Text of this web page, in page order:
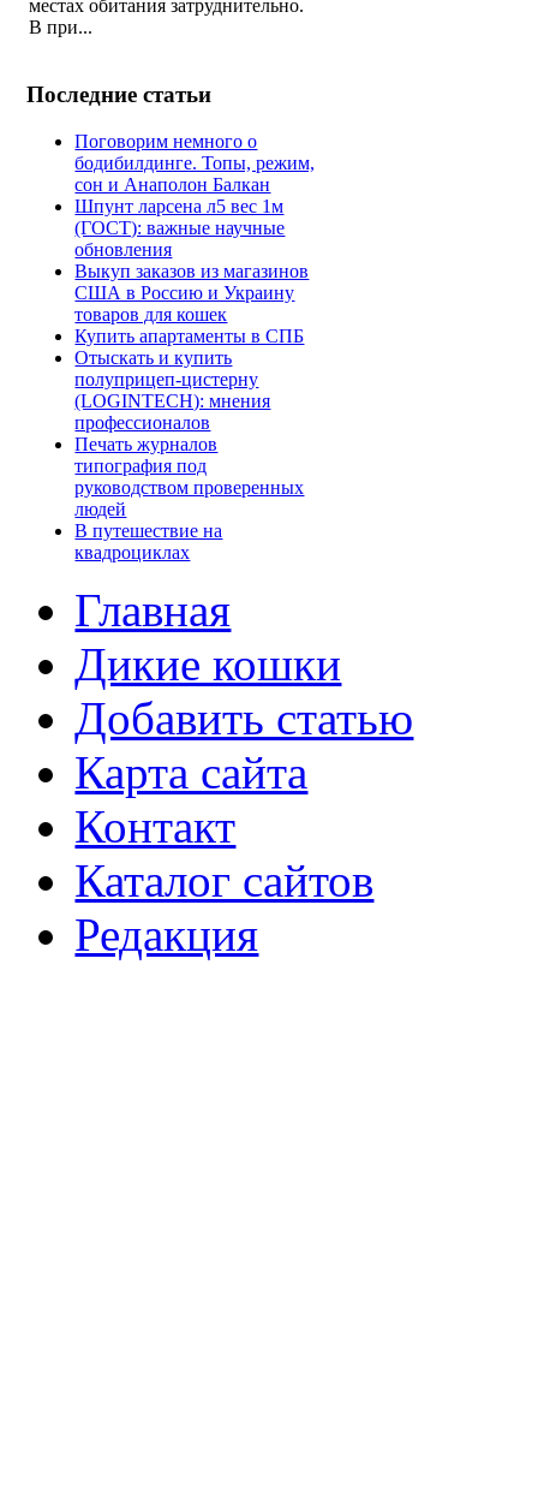
местах обитания затруднительно.
В при...
Последние статьи
Поговорим немного о
бодибилдинге. Топы, режим,
сон и Анаполон Балкан
Шпунт ларсена л5 вес 1м
(ГОСТ): важные научные
обновления
Выкуп заказов из магазинов
США в Россию и Украину
товаров для кошек
Купить апартаменты в СПБ
Отыскать и купить
полуприцеп-цистерну
(LOGINTECH): мнения
профессионалов
Печать журналов
типография под
руководством проверенных
людей
В путешествие на
квадроциклах
Главная
Дикие кошки
Добавить статью
Карта сайта
Контакт
Каталог сайтов
Редакция